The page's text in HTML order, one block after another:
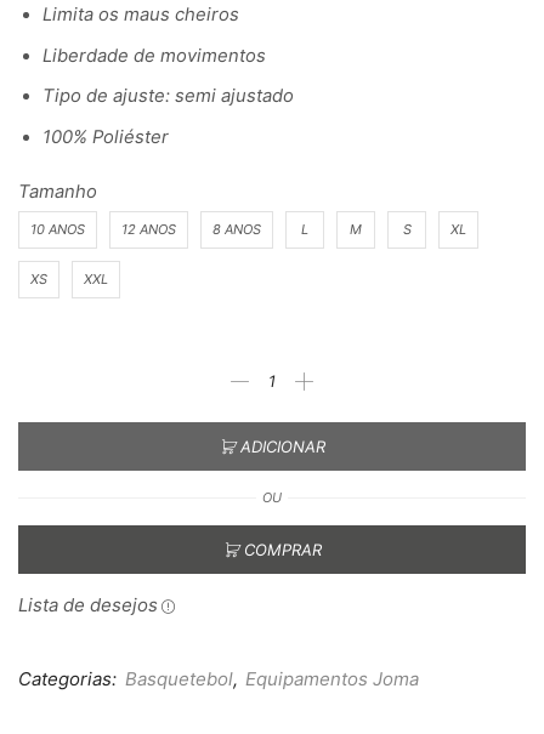
Limita os maus cheiros
Liberdade de movimentos
Tipo de ajuste: semi ajustado
100% Poliéster
Tamanho
10 ANOS 12 ANOS 8 ANOS L M S XL
XS XXL
ADICIONAR
OU
COMPRAR
Lista de desejos
Categorias: Basquetebol, Equipamentos Joma